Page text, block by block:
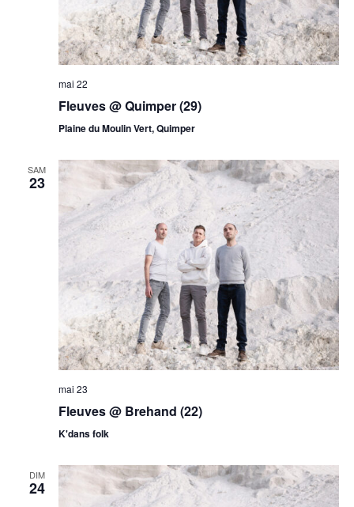
mai 22
Fleuves @ Quimper (29)
Plaine du Moulin Vert, Quimper
SAM
23
mai 23
Fleuves @ Brehand (22)
K'dans folk
DIM
24